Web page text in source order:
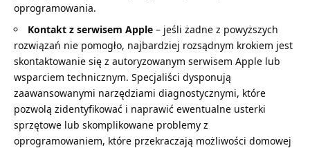
oprogramowania.
Kontakt z serwisem Apple – jeśli żadne z powyższych
rozwiązań nie pomogło, najbardziej rozsądnym krokiem jest
skontaktowanie się z autoryzowanym serwisem Apple lub
wsparciem technicznym. Specjaliści dysponują
zaawansowanymi narzędziami diagnostycznymi, które
pozwolą zidentyfikować i naprawić ewentualne usterki
sprzętowe lub skomplikowane problemy z
oprogramowaniem, które przekraczają możliwości domowej